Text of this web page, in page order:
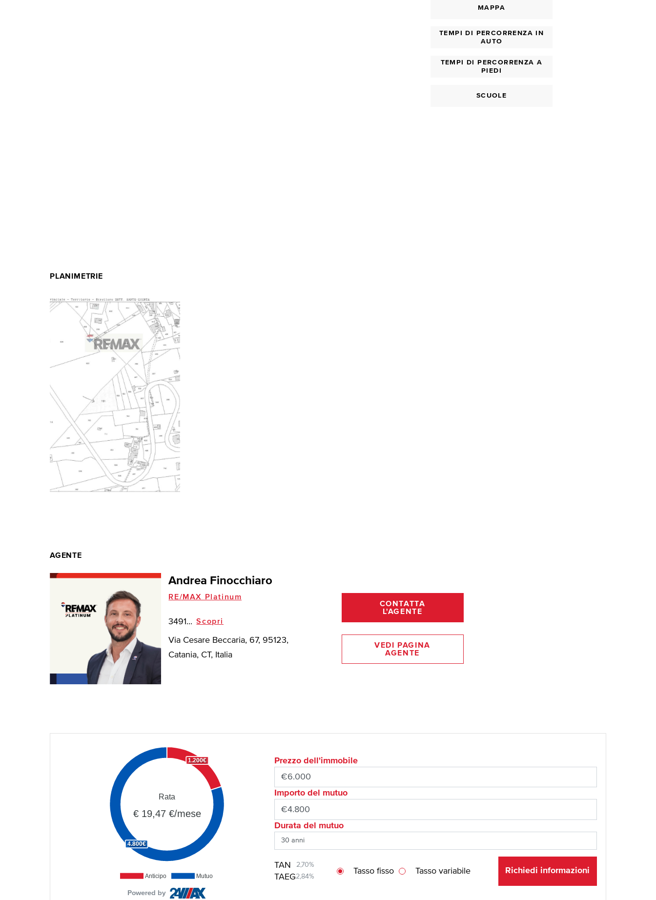
MAPPA
TEMPI DI PERCORRENZA IN
AUTO
TEMPI DI PERCORRENZA A
PIEDI
SCUOLE
PLANIMETRIE
AGENTE
Andrea Finocchiaro
RE/MAX Platinum
3491... Scopri
Via Cesare Beccaria, 67, 95123,
Catania, CT, Italia
CONTATTA
L'AGENTE
VEDI PAGINA
AGENTE
Anticipo Mutuo
1.200€
4.800€
Rata
€ 19,47 €/mese
Powered by
Prezzo dell'immobile
Importo del mutuo
Durata del mutuo
TAN 2,70%
TAEG2,84%
Tasso fisso Tasso variabile Richiedi informazioni